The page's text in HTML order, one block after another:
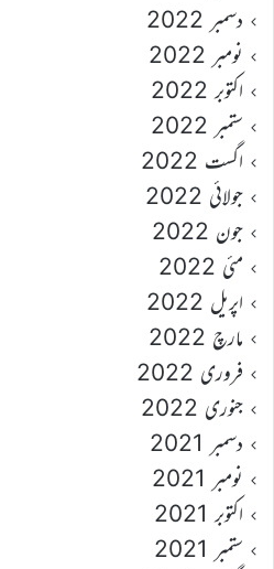
دسمبر 2022
نومبر 2022
اکتوبر 2022
ستمبر 2022
اگست 2022
جولائی 2022
جون 2022
مئی 2022
اپریل 2022
مارچ 2022
فروری 2022
جنوری 2022
دسمبر 2021
نومبر 2021
اکتوبر 2021
ستمبر 2021